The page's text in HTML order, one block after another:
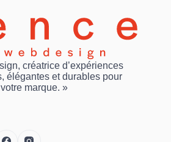
créatrice d’expériences
élégantes et durables pour
marque. »